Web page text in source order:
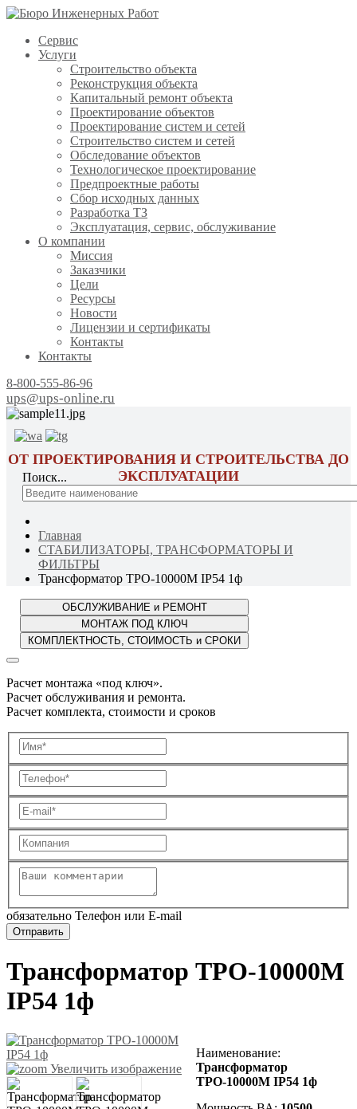
Сервис
Услуги
Строительство объекта
Реконструкция объекта
Капитальный ремонт объекта
Проектирование объектов
Проектирование систем и сетей
Строительство систем и сетей
Обследование объектов
Технологическое проектирование
Предпроектные работы
Сбор исходных данных
Разработка ТЗ
Эксплуатация, сервис, обслуживание
О компании
Миссия
Заказчики
Цели
Ресурсы
Новости
Лицензии и сертификаты
Контакты
Контакты
8-800-555-86-96
ups@ups-online.ru
ОТ ПРОЕКТИРОВАНИЯ И СТРОИТЕЛЬСТВА ДО
ЭКСПЛУАТАЦИИ
Поиск...
Главная
СТАБИЛИЗАТОРЫ, ТРАНСФОРМАТОРЫ И
ФИЛЬТРЫ
Трансформатор ТРО-10000М IP54 1ф
Расчет монтажа «под ключ».
Расчет обслуживания и ремонта.
Расчет комплекта, стоимости и сроков
обязательно Телефон или E-mail
Трансформатор ТРО-10000М
IP54 1ф
Увеличить изображение
Наименование:
Трансформатор
ТРО-10000М IP54 1ф